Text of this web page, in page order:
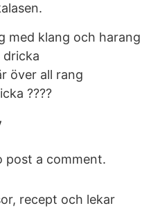
med klang och harang
dricka
över all rang
????
post a comment.
recept och lekar